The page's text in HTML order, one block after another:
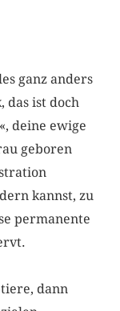
ganz anders
das ist doch
deine ewige
geboren
kannst, zu
permanente
dann